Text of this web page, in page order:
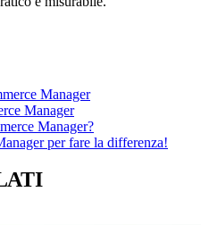
Manager
Manager
Manager?
per fare la differenza!